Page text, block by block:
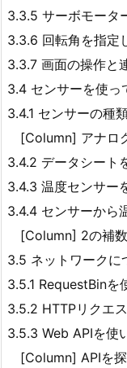
3.3.5 サーボモータ
3.3.6 回転角を指定
3.3.7 画面の操作と
3.4 センサーを使っ
3.4.1 センサーの種
[Column] アナロ
3.4.2 データシート
3.4.3 温度センサー
3.4.4 センサーから
[Column] 2の補数
3.5 ネットワークに
3.5.1 RequestBinを
3.5.2 HTTPリクエ
3.5.3 Web APIを使
[Column] APIを